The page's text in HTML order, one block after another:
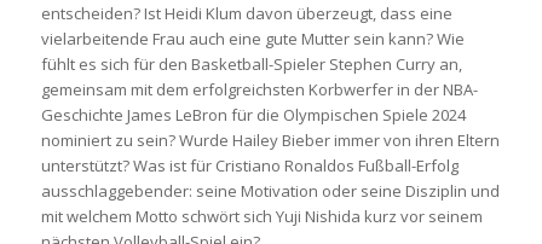
entscheiden? Ist Heidi Klum davon überzeugt, dass eine
vielarbeitende Frau auch eine gute Mutter sein kann? Wie
fühlt es sich für den Basketball-Spieler Stephen Curry an,
gemeinsam mit dem erfolgreichsten Korbwerfer in der NBA-
Geschichte James LeBron für die Olympischen Spiele 2024
nominiert zu sein? Wurde Hailey Bieber immer von ihren Eltern
unterstützt? Was ist für Cristiano Ronaldos Fußball-Erfolg
ausschlaggebender: seine Motivation oder seine Disziplin und
mit welchem Motto schwört sich Yuji Nishida kurz vor seinem